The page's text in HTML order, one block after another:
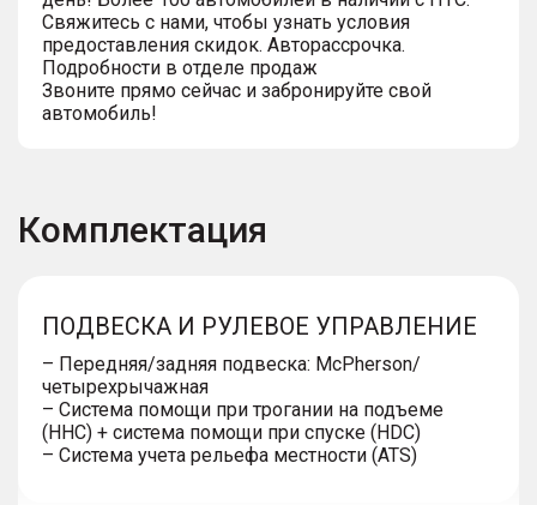
Свяжитесь с нами, чтобы узнать условия
предоставления скидок. Авторассрочка.
Подробности в отделе продаж
Звоните прямо сейчас и забронируйте свой
автомобиль!
Комплектация
ПОДВЕСКА И РУЛЕВОЕ УПРАВЛЕНИЕ
– Передняя/задняя подвеска: McPherson/
четырехрычажная
– Система помощи при трогании на подъеме
(HHC) + система помощи при спуске (HDC)
– Система учета рельефа местности (ATS)